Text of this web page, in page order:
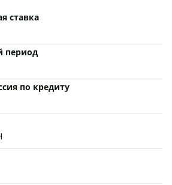
ставка
период
по кредиту